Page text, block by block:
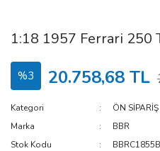
1:18 1957 Ferrari 250
%3 20.758,68 TL
Kategori ÖN SİPARİŞ
Marka
BBR
Stok Kodu
BBRC1855B